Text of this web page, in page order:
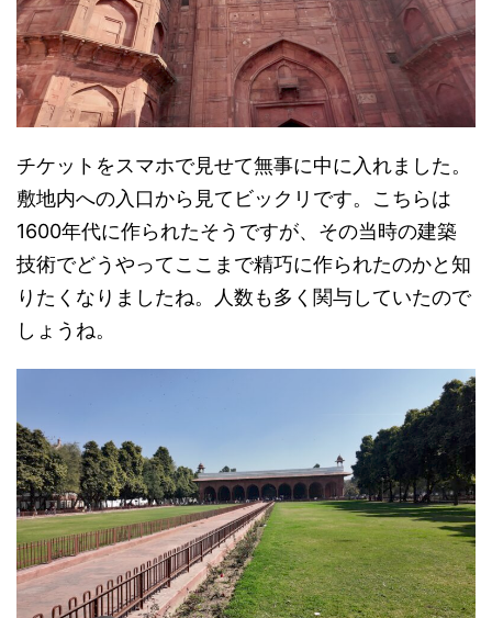
チケットをスマホで見せて無事に中に入れました。
敷地内への入口から見てビックリです。こちらは
1600年代に作られたそうですが、その当時の建築
技術でどうやってここまで精巧に作られたのかと知
りたくなりましたね。人数も多く関与していたので
しょうね。